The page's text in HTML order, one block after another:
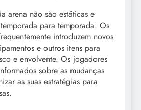
arena não são estáticas e
para temporada. Os
introduzem novos
e outros itens para
e envolvente. Os jogadores
sobre as mudanças
as suas estratégias para